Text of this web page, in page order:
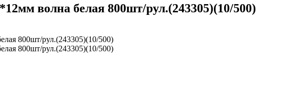
волна белая 800шт/рул.(243305)(10/500)